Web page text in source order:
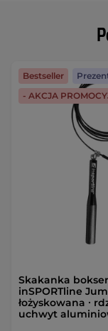
Skakanka
inSPORTline
łożyskowana ∙
uchwyt
Bestseller
- AKCJA